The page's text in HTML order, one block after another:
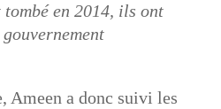
en 2014, ils ont
Ameen a donc suivi les